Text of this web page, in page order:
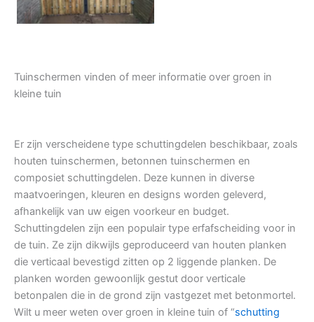
Tuinschermen vinden of meer informatie over groen in
kleine tuin
Er zijn verscheidene type schuttingdelen beschikbaar, zoals
houten tuinschermen, betonnen tuinschermen en
composiet schuttingdelen. Deze kunnen in diverse
maatvoeringen, kleuren en designs worden geleverd,
afhankelijk van uw eigen voorkeur en budget.
Schuttingdelen zijn een populair type erfafscheiding voor in
de tuin. Ze zijn dikwijls geproduceerd van houten planken
die verticaal bevestigd zitten op 2 liggende planken. De
planken worden gewoonlijk gestut door verticale
betonpalen die in de grond zijn vastgezet met betonmortel.
Wilt u meer weten over groen in kleine tuin of “schutting